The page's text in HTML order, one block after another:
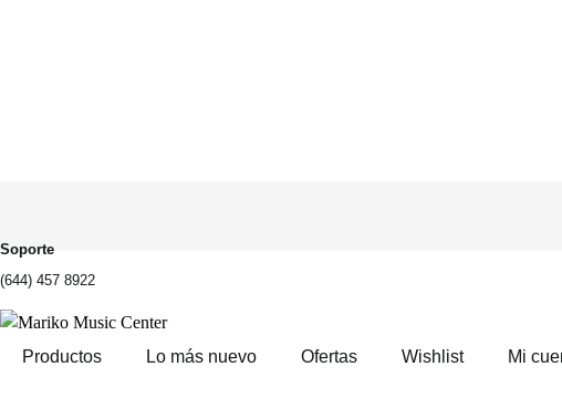
Soporte
(644) 457 8922
Productos Lo más nuevo Ofertas Wishlist Mi